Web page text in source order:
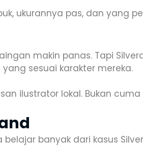
ukurannya pas, dan yang
makin panas. Tapi
sesuai karakter mereka.
ilustrator lokal. Bukan
banyak dari kasus